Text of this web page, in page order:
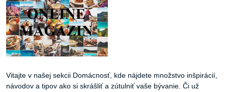
Vitajte v našej sekcii Domácnosť, kde nájdete množstvo inšpirácií,
návodov a tipov ako si skrášliť a zútulniť vaše bývanie. Či už